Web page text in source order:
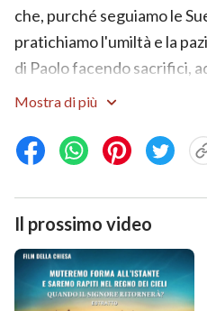
che, purché seguiamo le
pratichiamo l'umiltà e la
di Paolo facendo sacrifici,
per Lui, soddisferemo la
Ma ci siamo mai domandati
ottenga davvero l'elogio
Regno dei Cieli? Se la
dobbiamo cercare per
essere condotti nel Regno
Mostra di più
Il prossimo video